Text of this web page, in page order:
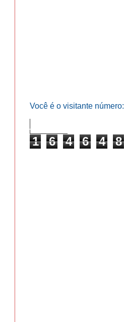
Você é o visitante número:
1 6 4 6 4 8